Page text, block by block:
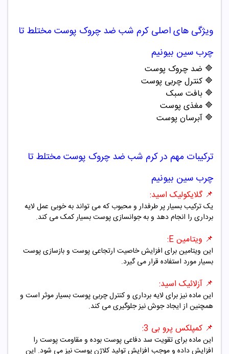
ویژگی های اصلی کرم شب ضد چروک پوست مختلط تا
چرب سین بیونیم
🔷 ضد چروک پوست
🔷 کنترل چربی پوست
🔷 بافت سبک
🔷 مغذی پوست
🔷 آبرسان پوست
ترکیبات مهم درکرم شب ضد چروک پوست مختلط تا
چرب سین بیونیم
📌گلایکولیک اسید:
یک ترکیب بسیار پر طرفدار و محبوب که می تواند به خوبی عمل لایه
برداری را انجام دهد و به جوانسازی پوست بسیار کمک می کند.
📌 ویتامین E:
این ویتامین برای افزایش خاصیت ارتجاعی پوست و بازسازی پوست
بسیار مورد استفاده قرار می گیرد.
📌 آزلائیک اسید:
این ماده نیز برای لایه برداری و کنترل چربی پوست بسیار موثر است و
همچنین از ایجاد جوش نیز جلوگیری می کند.
📌 کمپلکس پرو بی 3:
این ماده برای تقویت سد دفاعی پوست بوده و مقاومت پوست را
افزایش داده و موجب افزایش تولید کلاژن پوست نیز می شود. این